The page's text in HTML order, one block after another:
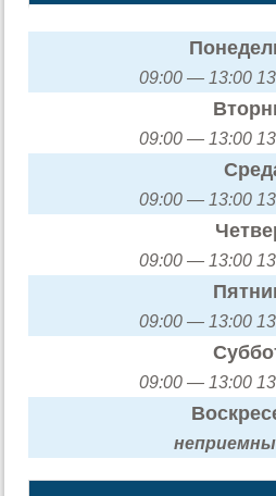
09:00 — 13:00
09:00 — 13:00
09:00 — 13:00
09:00 — 13:00
09:00 — 13:00
09:00 — 13:00